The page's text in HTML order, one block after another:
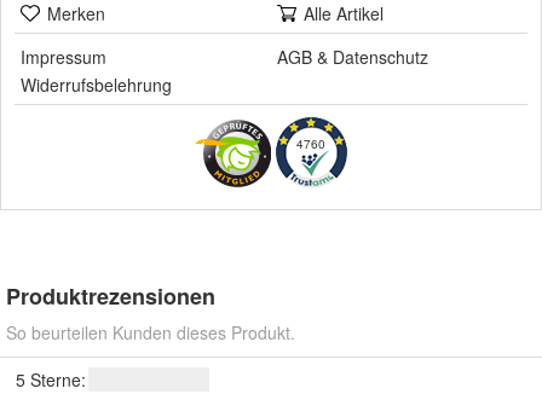
Merken
Alle Artikel
Impressum
AGB & Datenschutz
Widerrufsbelehrung
4760
Produktrezensionen
So beurteilen Kunden dieses Produkt.
5 Sterne: